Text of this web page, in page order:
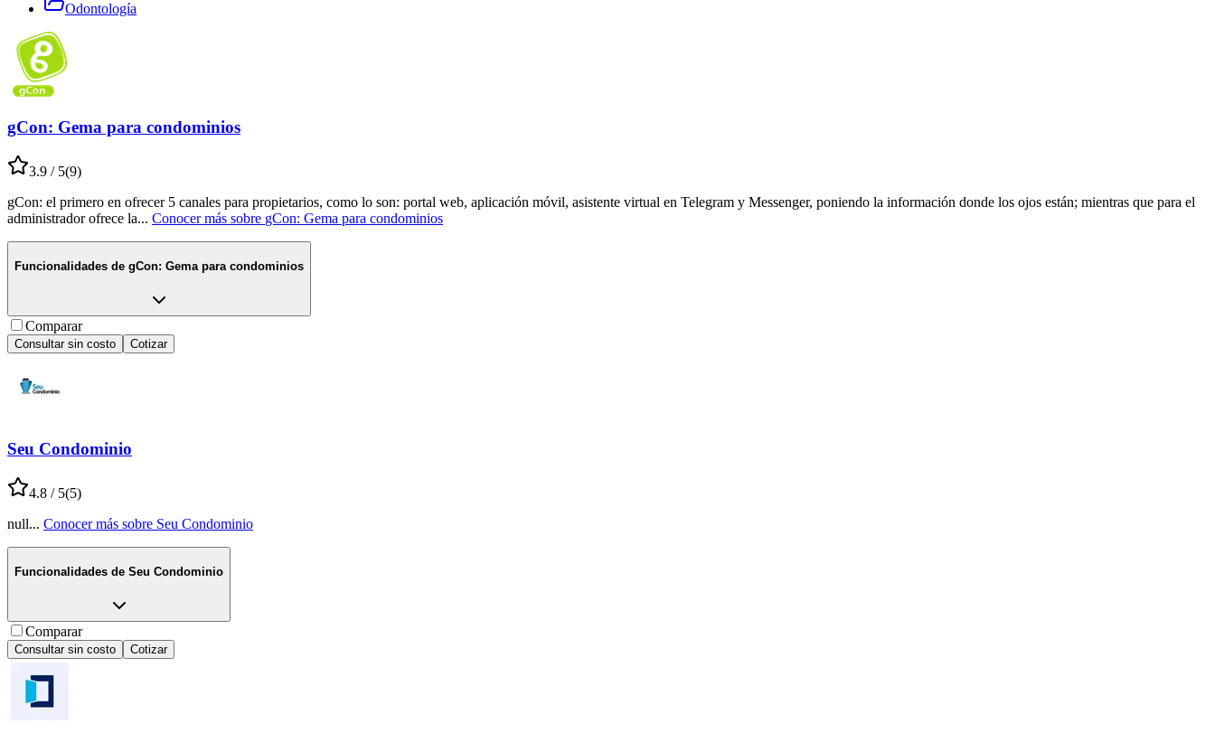
Odontología
gCon: Gema para condominios
3.9 / 5(9)
gCon: el primero en ofrecer 5 canales para propietarios, como lo son: portal web, aplicación móvil, asistente virtual en Telegram y Messenger, poniendo la información donde los ojos están; mientras que para el
administrador ofrece la... Conocer más sobre gCon: Gema para condominios
Funcionalidades de gCon: Gema para condominios
Comparar
Consultar sin costo Cotizar
Seu Condominio
4.8 / 5(5)
null... Conocer más sobre Seu Condominio
Funcionalidades de Seu Condominio
Comparar
Consultar sin costo Cotizar